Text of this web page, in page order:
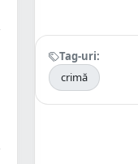
Tag-uri:
crimă